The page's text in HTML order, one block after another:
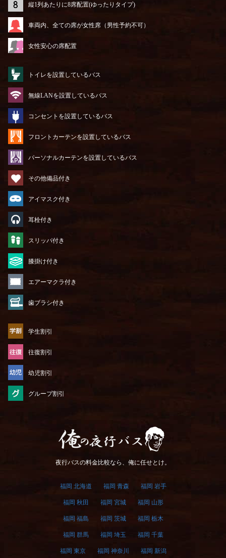
縦1列あたりに8席配置(ゆったりタイプ)
車両内、全ての席が女性席（男性予約不可）
女性安心の席配置
トイレを設置しているバス
無線LANを設置しているバス
コンセントを設置しているバス
フロントカーテンを設置しているバス
パーソナルカーテンを設置しているバス
その他備品付き
アイマスク付き
耳栓付き
スリッパ付き
膝掛け付き
エアーマクラ付き
歯ブラシ付き
学生割引
往復割引
幼児割引
グループ割引
俺の夜行バス
夜行バスの料金比較なら、俺に任せとけ。
福岡 北海道 福岡 青森 福岡 岩手
福岡 秋田 福岡 宮城 福岡 山形
福岡 福島 福岡 茨城 福岡 栃木
福岡 群馬 福岡 埼玉 福岡 千葉
福岡 東京 福岡 神奈川 福岡 新潟